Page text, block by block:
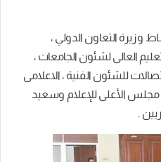
وزيرة التعاون الدولي ،
العالى لشئون الجامعات ،
للشئون الفنية ، الاعلامى
مجلس الأعلى للإعلام وسعيد
.